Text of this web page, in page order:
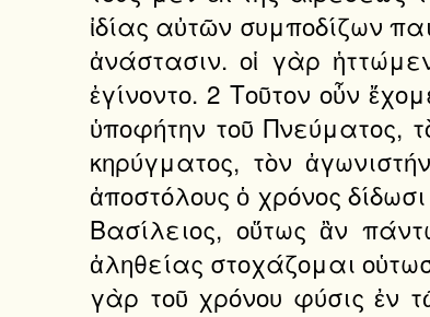
ἰδίας αὐτῶν συμποδίζων
ἀνάστασιν. οἱ γὰρ
ἐγίνοντο. 2 Τοῦτον οὖν
ὑποφήτην τοῦ Πνεύματος,
κηρύγματος, τὸν
ἀποστόλους ὁ χρόνος
Βασίλειος, οὕτως ἂν
ἀληθείας στοχάζομαι
γὰρ τοῦ χρόνου φύσις ἐν